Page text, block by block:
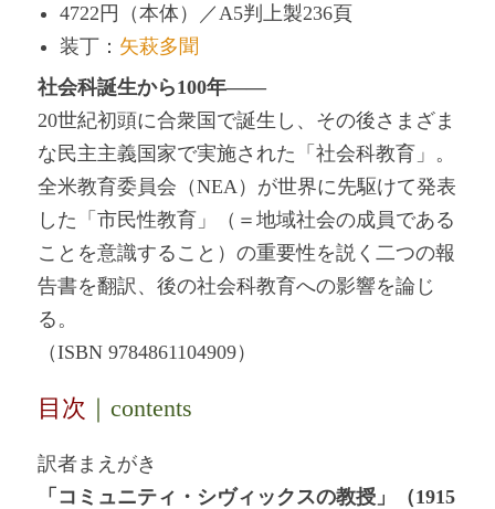
4722円（本体）／A5判上製236頁
装丁： 矢萩多聞
社会科誕生から100年――
20世紀初頭に合衆国で誕生し、その後さまざま
な民主主義国家で実施された「社会科教育」。
全米教育委員会（NEA）が世界に先駆けて発表
した「市民性教育」（＝地域社会の成員である
ことを意識すること）の重要性を説く二つの報
告書を翻訳、後の社会科教育への影響を論じ
る。
（ISBN 9784861104909）
目次 ｜contents
訳者まえがき
「コミュニティ・シヴィックスの教授」（1915